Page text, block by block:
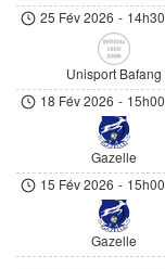
25 Fév 2026 - 14h30
Unisport Bafang
18 Fév 2026 - 15h00
Gazelle
15 Fév 2026 - 15h00
Gazelle